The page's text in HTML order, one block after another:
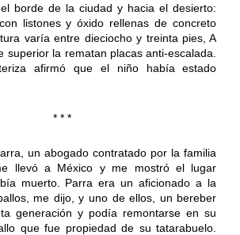
borde de la ciudad y hacia el desierto:
listones y óxido rellenas de concreto
varía entre dieciocho y treinta pies, A
superior la rematan placas anti-escalada.
afirmó que el niño había estado
* * *
un abogado contratado por la familia
llevó a México y me mostró el lugar
muerto. Parra era un aficionado a la
me dijo, y uno de ellos, un bereber
generación y podía remontarse en su
que fue propiedad de su tatarabuelo.